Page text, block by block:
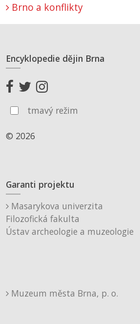
Brno a konflikty
Encyklopedie dějin Brna
tmavý režim
© 2026
Garanti projektu
Masarykova univerzita
Filozofická fakulta
Ústav archeologie a muzeologie
Muzeum města Brna, p. o.